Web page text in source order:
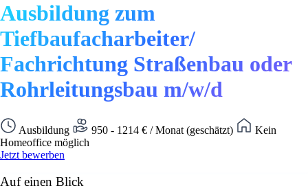
Ausbildung zum
Tiefbaufacharbeiter/
Fachrichtung Straßenbau oder
Rohrleitungsbau m/w/d
Ausbildung 950 - 1214 € / Monat (geschätzt)
Kein
Homeoffice möglich
Jetzt bewerben
Auf einen Blick